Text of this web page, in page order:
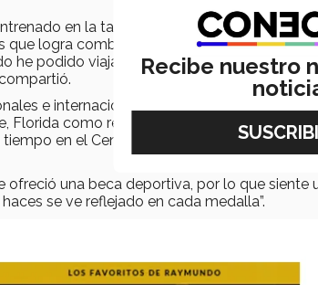
en la tarde o en la noche. Los fines
que logra combinar el deporte, sobre todo
he podido viajar a muchas partes de
e internacionales tales como los Juegos
Florida como representante de México.
en el Centro Nacional de Desarrollo
ofreció una beca deportiva, por lo que
se ve reflejado en cada medalla”.
Recibe nuestro